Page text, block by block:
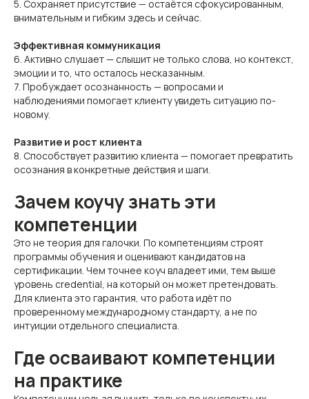
5. Сохраняет присутствие — остаётся сфокусированным,
внимательным и гибким здесь и сейчас.
Эффективная коммуникация
6. Активно слушает — слышит не только слова, но контекст,
эмоции и то, что осталось несказанным.
7. Пробуждает осознанность — вопросами и
наблюдениями помогает клиенту увидеть ситуацию по-
новому.
Развитие и рост клиента
8. Способствует развитию клиента — помогает превратить
осознания в конкретные действия и шаги.
Зачем коучу знать эти
компетенции
Это не теория для галочки. По компетенциям строят
программы обучения и оценивают кандидатов на
сертификации. Чем точнее коуч владеет ими, тем выше
уровень credential, на который он может претендовать.
Для клиента это гарантия, что работа идёт по
проверенному международному стандарту, а не по
интуиции отдельного специалиста.
Где осваивают компетенции
на практике